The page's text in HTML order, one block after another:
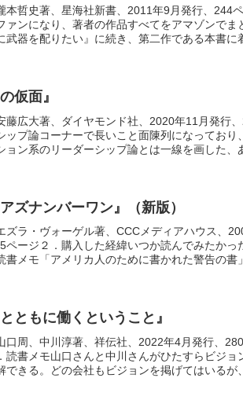
本哲史著、星海社新書、2011年9月発行、244
ァンになり、著者の作品すべてをアマゾンでま
武器を配りたい』に続き、第二作である本書に
仮面』
藤広大著、ダイヤモンド社、2020年11月発行
ップ論コーナーで長いこと面陳列になってお
ョン系のリーダーシップ論とは一線を画した、
ズナンバーワン』（新版）
ズラ・ヴォーゲル著、CCCメディアハウス、
ページ２．購入した経緯いつか読んでみたかっ
書メモ「アメリカ人のために書かれた警告の書
ともに働くということ』
口周、中川淳著、祥伝社、2022年4月発行、
読書メモ山口さんと中川さんがひたすらビジ
できる。どの会社もビジョンを掲げてはいるが